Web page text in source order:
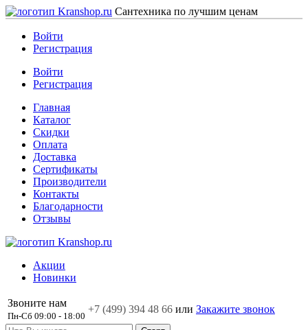
Сантехника по лучшим ценам
Войти
Регистрация
Войти
Регистрация
Главная
Каталог
Скидки
Оплата
Доставка
Сертификаты
Производители
Контакты
Благодарности
Отзывы
Акции
Новинки
Звоните нам
Пн-Сб 09:00 - 18:00
+7 (499) 394 48 66 или Закажите звонок